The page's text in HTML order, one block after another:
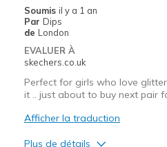
Soumis il y a 1 an
Par Dips
de London
EVALUER À
skechers.co.uk
Perfect for girls who love
it .. just about to buy next pair
Afficher la traduction
Plus de détails